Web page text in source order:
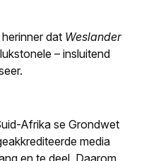
dat Weslander
– insluitend
Afrika se Grondwet
media